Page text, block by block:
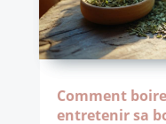
Comment
entretenir sa